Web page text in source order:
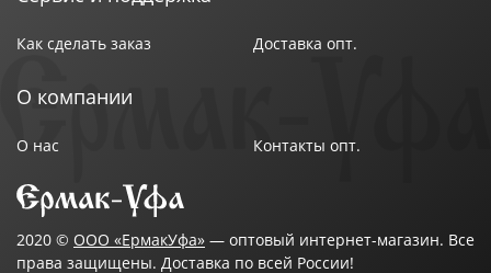
Как сделать заказ Доставка опт.
О компании
О нас Контакты опт.
2020 © ООО «ЕрмакУфа» — оптовый интернет-магазин. Все
права защищены. Доставка по всей России!